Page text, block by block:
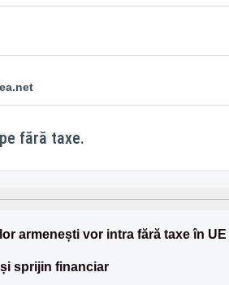
fără taxe.
armenești vor intra fără taxe în UE
sprijin financiar